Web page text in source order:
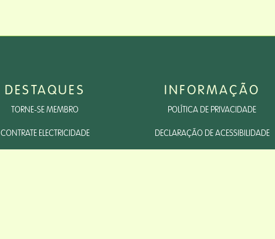
DESTAQUES
TORNE-SE MEMBRO
CONTRATE ELECTRICIDADE
INFORMAÇÃO
POLÍTICA DE PRIVACIDADE
DECLARAÇÃO DE ACESSIBILIDADE